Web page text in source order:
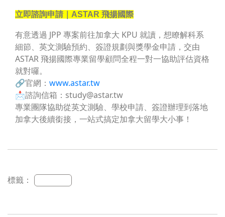
立即諮詢申請｜ASTAR 飛揚國際
有意透過 JPP 專案前往加拿大 KPU 就讀，想瞭解科系
細節、英文測驗預約、簽證規劃與獎學金申請， 交由
ASTAR 飛揚國際專業留學顧問全程一對一協助評估資格
就對囉。
🔗官網： www.astar.tw
📩諮詢信箱：study@astar.tw
專業團隊協助從英文測驗、學校申請、簽證辦理到落地
加拿大後續銜接，一站式搞定加拿大留學大小事！
標籤：